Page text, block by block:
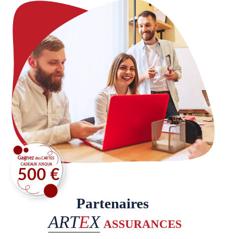
Partenaires
ARTEX ASSURANCES